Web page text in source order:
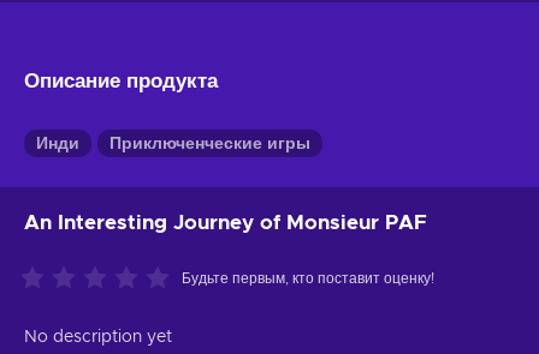
Описание продукта
Инди Приключенческие игры
An Interesting Journey of Monsieur PAF
Будьте первым, кто поставит оценку!
No description yet